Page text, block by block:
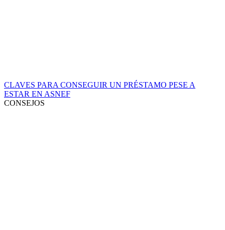
CLAVES PARA CONSEGUIR UN PRÉSTAMO PESE A
ESTAR EN ASNEF
CONSEJOS